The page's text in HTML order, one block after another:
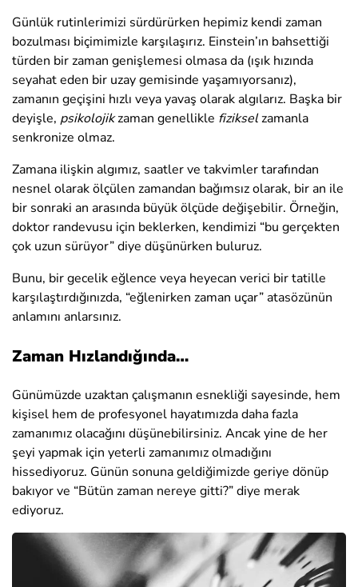
Günlük rutinlerimizi sürdürürken hepimiz kendi zaman
bozulması biçimimizle karşılaşırız. Einstein’ın bahsettiği
türden bir zaman genişlemesi olmasa da (ışık hızında
seyahat eden bir uzay gemisinde yaşamıyorsanız),
zamanın geçişini hızlı veya yavaş olarak algılarız. Başka bir
deyişle, psikolojikzaman genellikle fizikselzamanla
senkronize olmaz.
Zamana ilişkin algımız, saatler ve takvimler tarafından
nesnel olarak ölçülen zamandan bağımsız olarak, bir an ile
bir sonraki an arasında büyük ölçüde değişebilir. Örneğin,
doktor randevusu için beklerken, kendimizi “bu gerçekten
çok uzun sürüyor” diye düşünürken buluruz.
Bunu, bir gecelik eğlence veya heyecan verici bir tatille
karşılaştırdığınızda, “eğlenirken zaman uçar” atasözünün
anlamını anlarsınız.
Zaman Hızlandığında…
Günümüzde uzaktan çalışmanın esnekliği sayesinde, hem
kişisel hem de profesyonel hayatımızda daha fazla
zamanımız olacağını düşünebilirsiniz. Ancak yine de her
şeyi yapmak için yeterli zamanımız olmadığını
hissediyoruz. Günün sonuna geldiğimizde geriye dönüp
bakıyor ve “Bütün zaman nereye gitti?” diye merak
ediyoruz.